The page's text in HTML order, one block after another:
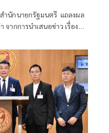
ำนักนายกรัฐมนตรี แถลงผล
ากการนำเสนอข่าว เรื่อง
ฐบาลนี้มีเสถียรภาพและ